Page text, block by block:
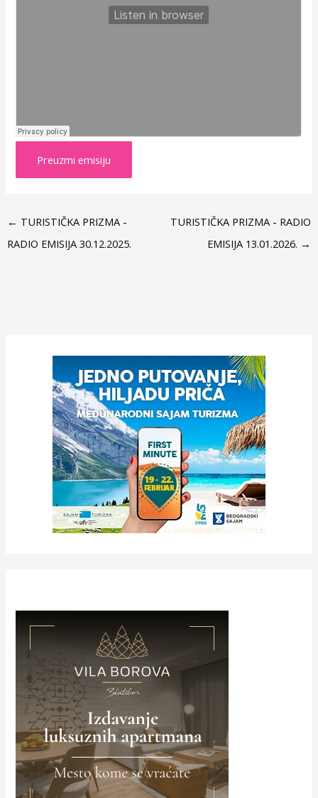
Preuzmi emisiju
← TURISTIČKA PRIZMA -
RADIO EMISIJA 30.12.2025.
TURISTIČKA PRIZMA - RADIO
EMISIJA 13.01.2026. →